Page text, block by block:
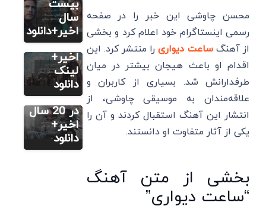
محسن چاوشی این خبر را در صفحه
رسمی اینستاگرام خود اعلام کرد و بخشی
از آهنگساعت دیواریرا منتشر کرد. این
اقدام او باعث هیجان بیشتر در میان
طرفدارانش شد. بسیاری از کاربران و
علاقه‌مندان به موسیقی چاوشی، از
انتشار این آهنگ استقبال کردند و آن را
یکی از آثار متفاوت او دانستند.
بخشی از متن آهنگ
“ساعت دیواری”
بیست
سال
اخیر+دانلود
سریال
های
تاریخی در
20 سال
اخیر+
لینک
دانلود
سریال
9 تا از
بهترین
سریال
های ژاپنی
در 20 سال
اخیر+
دانلود